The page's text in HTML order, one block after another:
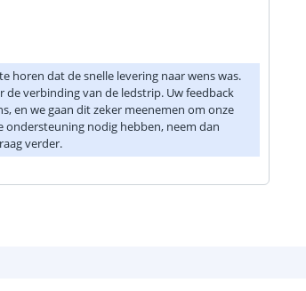
horen dat de snelle levering naar wens was.
verbinding van de ledstrip. Uw feedback
en we gaan dit zeker meenemen om onze
nodig hebben, neem dan
verder.